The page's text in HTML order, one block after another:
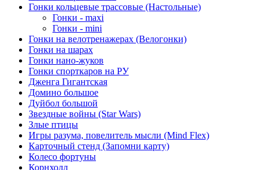
Гонки кольцевые трассовые (Настольные)
Гонки - maxi
Гонки - mini
Гонки на велотренажерах (Велогонки)
Гонки на шарах
Гонки нано-жуков
Гонки спорткаров на РУ
Дженга Гигантская
Домино большое
Дуйбол большой
Звездные войны (Star Wars)
Злые птицы
Игры разума, повелитель мысли (Mind Flex)
Карточный стенд (Запомни карту)
Колесо фортуны
Корнхолл